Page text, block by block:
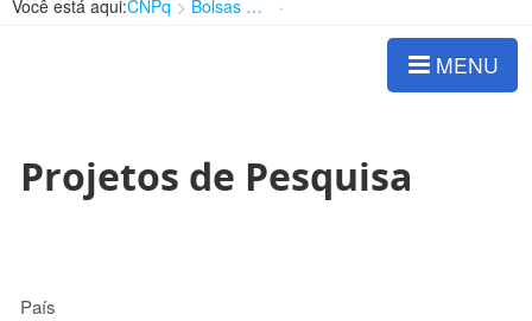
Você está aqui:CNPq Bolsas e Auxílios Vigentes
MENU
Projetos de Pesquisa
País